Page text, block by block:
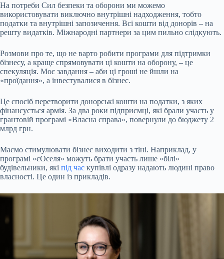
На потреби Сил безпеки та оборони ми можемо
використовувати виключно внутрішні надходження, тобто
податки та внутрішні запозичення. Всі кошти від донорів – на
решту видатків. Міжнародні партнери за цим пильно слідкують.
Розмови про те, що не варто робити програми для підтримки
бізнесу, а краще спрямовувати ці кошти на оборону, – це
спекуляція. Моє завдання – аби ці гроші не йшли на
«проїдання», а інвестувалися в бізнес.
Це спосіб перетворити донорські кошти на податки, з яких
фінансується армія. За два роки підприємці, які брали участь у
грантовій програмі «Власна справа», повернули до бюджету 2
млрд грн.
Маємо стимулювати бізнес виходити з тіні. Наприклад, у
програмі «єОселя» можуть брати участь лише «білі»
будівельники, які під час купівлі одразу надають людині право
власності. Це один із прикладів.